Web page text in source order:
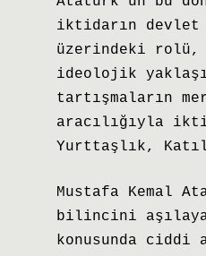
iktidarın devlet
üzerindeki rolü,
ideolojik
tartışmaların
aracılığıyla
Yurttaşlık,
Mustafa Kemal
bilincini
konusunda